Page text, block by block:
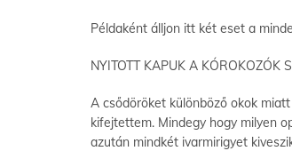
Példaként álljon itt két eset a
NYITOTT KAPUK A KÓROKOZÓK
A csődöröket különböző okok
kifejtettem. Mindegy hogy milyen
azután mindkét ivarmirigyet